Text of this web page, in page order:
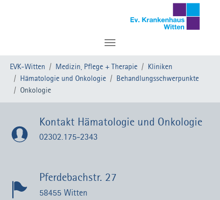
Sie sind hier:
EVK-Witten Medizin, Pflege + Therapie
Kliniken
Hämatologie und Onkologie
Behandlungsschwerpunkte
Onkologie
Kontakt Hämatologie und Onkologie
02302.175-2343
Pferdebachstr. 27
58455 Witten